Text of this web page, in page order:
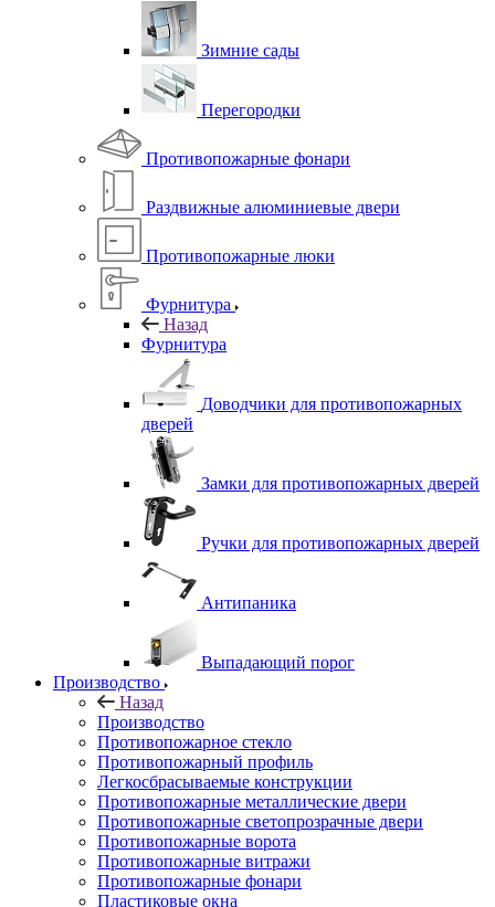
Зимние сады
Перегородки
Противопожарные фонари
Раздвижные алюминиевые двери
Противопожарные люки
Фурнитура
Назад
Фурнитура
Доводчики для противопожарных
дверей
Замки для противопожарных дверей
Ручки для противопожарных дверей
Антипаника
Выпадающий порог
Производство
Назад
Производство
Противопожарное стекло
Противопожарный профиль
Легкосбрасываемые конструкции
Противопожарные металлические двери
Противопожарные светопрозрачные двери
Противопожарные ворота
Противопожарные витражи
Противопожарные фонари
Пластиковые окна